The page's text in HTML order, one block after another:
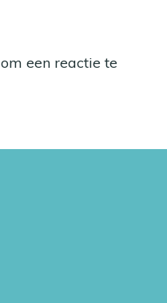
om een reactie te